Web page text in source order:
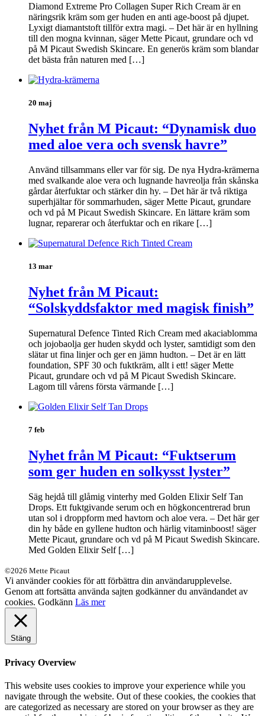
Diamond Extreme Pro Collagen Super Rich Cream är en
näringsrik kräm som ger huden en anti age-boost på djupet.
Lyxigt diamantstoft tillför extra magi. – Det här är en hyllning
till den mogna kvinnan, säger Mette Picaut, grundare och vd
på M Picaut Swedish Skincare. En generös kräm som blandar
det bästa från naturen med […]
20 maj
Nyhet från M Picaut: “Dynamisk duo
med aloe vera och svensk havre”
Använd tillsammans eller var för sig. De nya Hydra-krämerna
med svalkande aloe vera och lugnande havreolja från skånska
gårdar återfuktar och stärker din hy. – Det här är två riktiga
superhjältar för sommarhuden, säger Mette Picaut, grundare
och vd på M Picaut Swedish Skincare. En lättare kräm som
lugnar, reparerar och återfuktar och en rikare […]
13 mar
Nyhet från M Picaut:
“Solskyddsfaktor med magisk finish”
Supernatural Defence Tinted Rich Cream med akaciablomma
och jojobaolja ger huden skydd och lyster, samtidigt som den
slätar ut fina linjer och ger en jämn hudton. – Det är en lätt
foundation, SPF 30 och fuktkräm, allt i ett! säger Mette
Picaut, grundare och vd på M Picaut Swedish Skincare.
Lagom till vårens första värmande […]
7 feb
Nyhet från M Picaut: “Fuktserum
som ger huden en solkysst lyster”
Säg hejdå till glåmig vinterhy med Golden Elixir Self Tan
Drops. Ett fuktgivande serum och en högkoncentrerad brun
utan sol i droppform med havtorn och aloe vera. – Det här ger
din hy både en gyllene hudton och härlig vitaminboost! säger
Mette Picaut, grundare och vd på M Picaut Swedish Skincare.
Med Golden Elixir Self […]
©2026 Mette Picaut
Vi använder cookies för att förbättra din användarupplevelse.
Genom att fortsätta använda sajten godkänner du användandet av
cookies. Godkänn Läs mer
Stäng
Privacy Overview
This website uses cookies to improve your experience while you
navigate through the website. Out of these cookies, the cookies that
are categorized as necessary are stored on your browser as they are